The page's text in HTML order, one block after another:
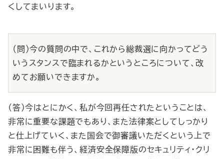
くしてまいります。
（問）今の質問の中で、これから総裁選に向かってどう
いうスタンスで臨まれるかというところについて、改
めてお願いできますか。
（答）今はとにかく、私が今回再任されたということは、
非常に重要な課題でもあり、また法律案としてしっかり
と仕上げていく、また国会で御審議いただくという上で
非常に困難も伴う、経済安全保障版のセキュリティ・クリ